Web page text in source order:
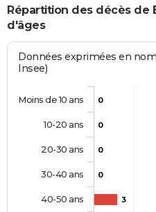
Répartition des décès de
d'âges
Données exprimées en
Insee)
0
0
0
0
3
Moins de 10 ans
10-20 ans
20-30 ans
30-40 ans
40-50 ans